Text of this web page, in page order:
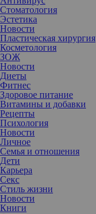
Стоматология
Эстетика
Новости
Пластическая хирургия
Косметология
ЗОЖ
Новости
Диеты
Фитнес
Здоровое питание
Витамины и добавки
Рецепты
Психология
Новости
Личное
Семья и отношения
Дети
Карьера
Секс
Стиль жизни
Новости
Книги